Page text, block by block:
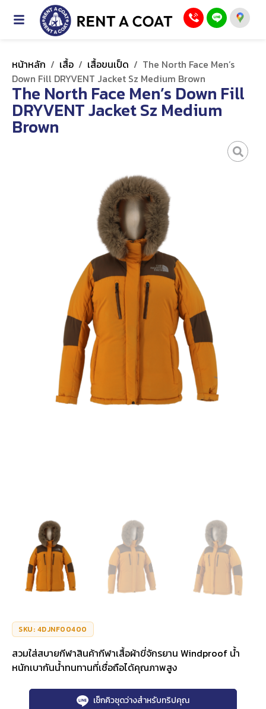
หน้าหลัก / เสื้อ / เสื้อขนเป็ด / The North Face Men’s
Down Fill DRYVENT Jacket Sz Medium Brown
The North Face Men’s Down Fill
DRYVENT Jacket Sz Medium
Brown
SKU: 4DJNF00400
สวมใส่สบายกีฬาสินค้ากีฬาเสื้อผ้าขี่จักรยาน Windproof น้ำ
หนักเบากันน้ำทนทานที่เชื่อถือได้คุณภาพสูง
เช็กคิวชุดว่างสำหรับทริปคุณ